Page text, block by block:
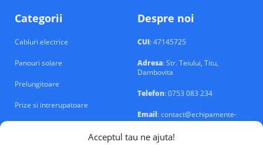
Acceptul tau ne ajuta!
Categorii
Cabluri electrice
Panouri solare
Prelungitoare
Prize si intrerupatoare
Despre noi
CUI: 47145725
Adresa: Str. Teiului, Titu,
Dambovita
Telefon: 0753 083 234
Email: contact@echipamente-
electrice.ro